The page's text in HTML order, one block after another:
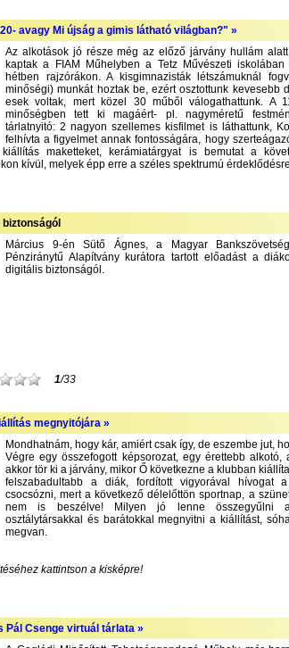
avagy Mi újság a gimis látható világban?" »
Az alkotások jó része még az előző járvány hullám
kaptak a FIAM Műhelyben a Tetz Művészeti
hétben rajzórákon. A kisgimnazisták létszámuknál
minőségi) munkát hoztak be, ezért osztottunk kevesebb
esek voltak, mert közel 30 műből válogathattunk. A
minőségben tett ki magáért- pl. nagyméretű
tárlatnyitó: 2 nagyon szellemes kisfilmet is láthattunk,
felhívta a figyelmet annak fontosságára, hogy
maketteket, kerámiatárgyat is bemutat a
kívül, melyek épp erre a széles spektrumú
Március 9-én Sütő Ágnes, a Magyar
Pénziránytű Alapítvány kurátora tartott előadást a
digitális biztonságól.
1/33
megnyitójára »
Mondhatnám, hogy kár, amiért csak így, de eszembe jut,
Végre egy összefogott képsorozat, egy érettebb
akkor tör ki a járvány, mikor Ő következne a klubban
felszabadultabb a diák, fordított vigyorával hívogat
csocsózni, mert a következő délelőttön sportnap, a
nem is beszélve! Milyen jó lenne összegyűlni a
osztálytársakkal és barátokkal megnyitni a kiállítást,
megvan.
kattintson a kisképre!
Pál Csenge virtuál tárlata »